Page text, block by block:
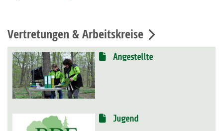
Vertretungen & Arbeitskreise
Angestellte
Jugend